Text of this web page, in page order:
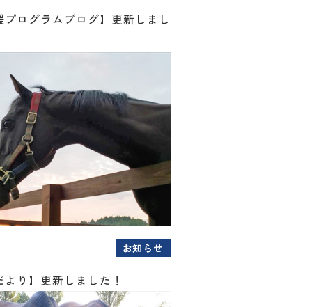
ログラムブログ】更新しまし
お知らせ
り】更新しました！